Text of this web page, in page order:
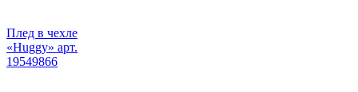
Плед в чехле
«Huggy» арт.
19549866